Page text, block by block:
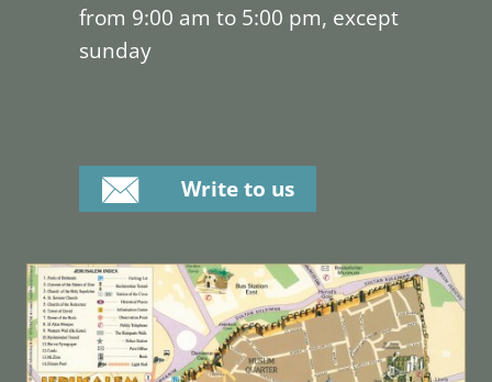
from 9:00 am to 5:00 pm, except
sunday
Write to us